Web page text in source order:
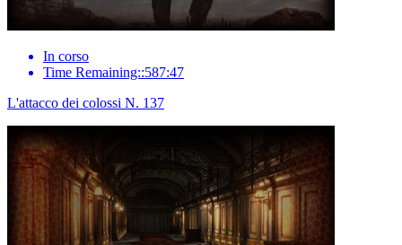
In corso
Time Remaining::587:47
L'attacco dei colossi N. 137